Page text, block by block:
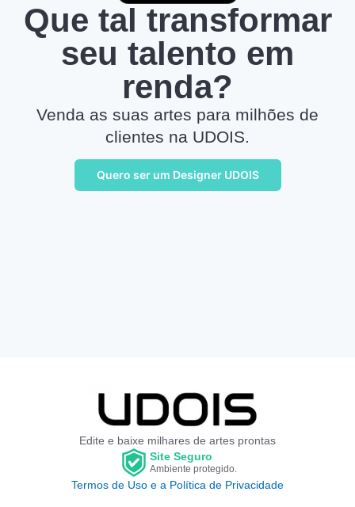
Que tal transformar
seu talento em
renda?
Venda as suas artes para milhões de
clientes na UDOIS.
Quero ser um Designer UDOIS
Edite e baixe milhares de artes prontas
Site Seguro
Ambiente protegido.
Termos de Uso e a Política de Privacidade